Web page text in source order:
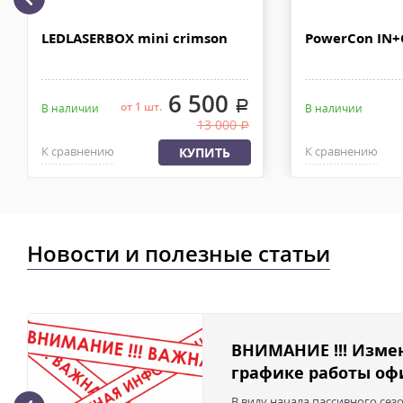
Доставка по Москве, МО и России - EMS ПОЧТА РОССИИ
в течении 2-4х рабочих дней с момента 100% предоплаты,
LEDLASERBOX mini crimson
В наличии от 1 шт.6 500 .
13 000.
К сравнению КУПИТЬ
PowerCon
В наличии
К сравнению
Новости и полезные статьи
ВНИМАНИЕ !!!
графике работы